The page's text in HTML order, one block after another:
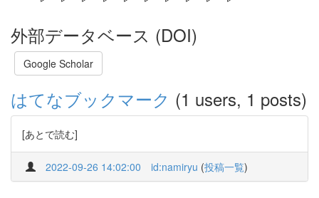
外部データベース (DOI)
Google Scholar
はてなブックマーク (1 users, 1 posts)
[あとで読む]
2022-09-26 14:02:00 id:namiryu (投稿一覧)